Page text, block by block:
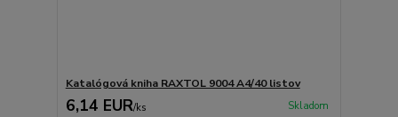
Katalógová kniha RAXTOL 9004 A4/40 listov
6,14 EUR/ks Skladom